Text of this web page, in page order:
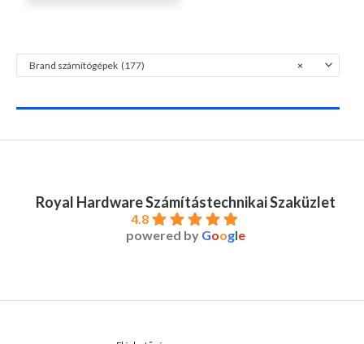
×
Brand számítógépek (177)
Royal Hardware Számítástechnikai Szaküzlet
4.8
powered by Google